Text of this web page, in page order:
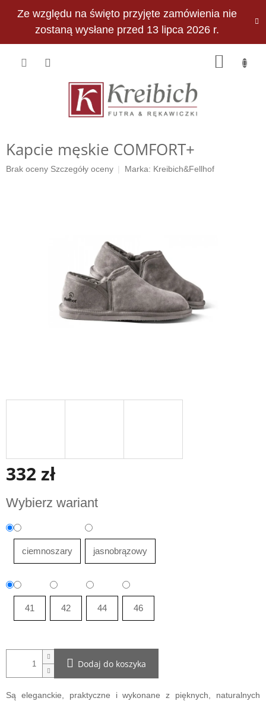
Ze względu na święto przyjęte zamówienia nie
zostaną wysłane przed 13 lipca 2026 r.
PLN
Kapcie męskie COMFORT+
Średnia
Brak oceny Szczegóły oceny Marka: Kreibich&Fellhof
332 zł
jednostkowa:
Wybierz wariant
ciemnoszary jasnobrązowy
41 42 44 46
Dodaj do koszyka
Są eleganckie, praktyczne i wykonane z pięknych, naturalnych